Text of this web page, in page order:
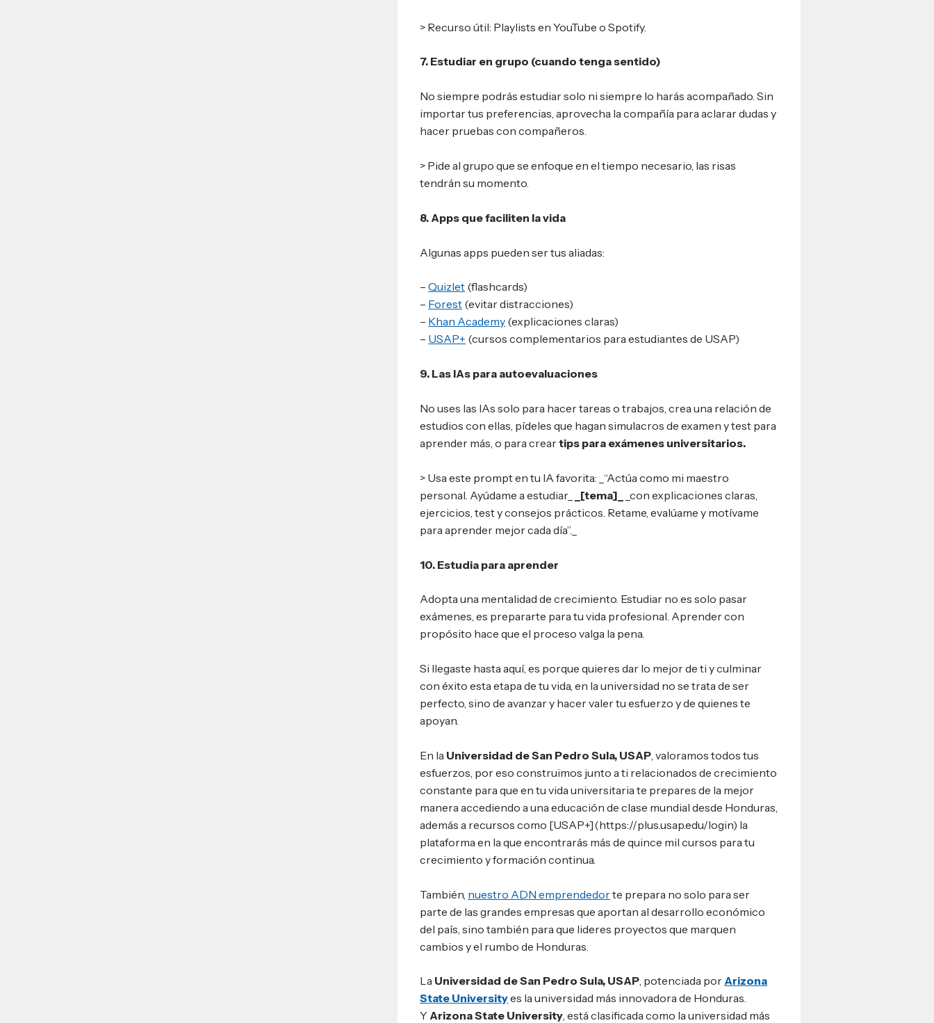
> Recurso útil: Playlists en YouTube o Spotify.
7. Estudiar en grupo (cuando tenga sentido)
No siempre podrás estudiar solo ni siempre lo harás acompañado. Sin
importar tus preferencias, aprovecha la compañía para aclarar dudas y
hacer pruebas con compañeros.
> Pide al grupo que se enfoque en el tiempo necesario, las risas
tendrán su momento.
8. Apps que faciliten la vida
Algunas apps pueden ser tus aliadas:
–Quizlet (flashcards)
– Forest (evitar distracciones)
– Khan Academy (explicaciones claras)
– USAP+ (cursos complementarios para estudiantes de USAP)
9. Las IAs para autoevaluaciones
No uses las IAs solo para hacer tareas o trabajos, crea una relación de
estudios con ellas, pídeles que hagan simulacros de examen y test para
aprender más, o para creartips para exámenes universitarios.
> Usa este prompt en tu IA favorita: _“Actúa como mi maestro
personal. Ayúdame a estudiar_
_[tema]_
_con explicaciones claras,
ejercicios, test y consejos prácticos. Retame, evalúame y motívame
para aprender mejor cada día”._
10. Estudia para aprender
Adopta una mentalidad de crecimiento. Estudiar no es solo pasar
exámenes, es prepararte para tu vida profesional. Aprender con
propósito hace que el proceso valga la pena.
Si llegaste hasta aquí, es porque quieres dar lo mejor de ti y culminar
con éxito esta etapa de tu vida, en la universidad no se trata de ser
perfecto, sino de avanzar y hacer valer tu esfuerzo y de quienes te
apoyan.
En la Universidad de San Pedro Sula, USAP , valoramos todos tus
esfuerzos, por eso construimos junto a ti relacionados de crecimiento
constante para que en tu vida universitaria te prepares de la mejor
manera accediendo a una educación de clase mundial desde Honduras,
además a recursos como [USAP+](https://plus.usap.edu/login) la
plataforma en la que encontrarás más de quince mil cursos para tu
crecimiento y formación continua.
También, nuestro ADN emprendedorte prepara no solo para ser
parte de las grandes empresas que aportan al desarrollo económico
del país, sino también para que lideres proyectos que marquen
cambios y el rumbo de Honduras.
La Universidad de San Pedro Sula, USAP, potenciada por Arizona
State Universityes la universidad más innovadora de Honduras.
Y Arizona State University, está clasificada como la universidad más